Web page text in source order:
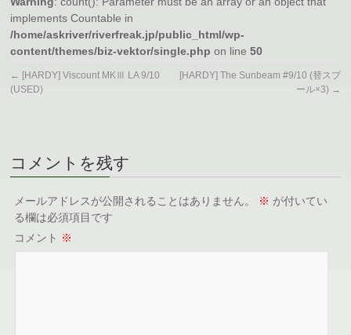
implements Countable in
/home/askriver/riverfreak.jp/public_html/wp-
content/themes/biz-vektor/single.php on line50
← [HARDY] Viscount MKⅢ LA 9/10
(USED)
[HARDY] The Sunbeam #9/10 (替スプ
ール×3) →
コメントを残す
メールアドレスが公開されることはありません。 ※ が付いてい
る欄は必須項目です
コメント ※